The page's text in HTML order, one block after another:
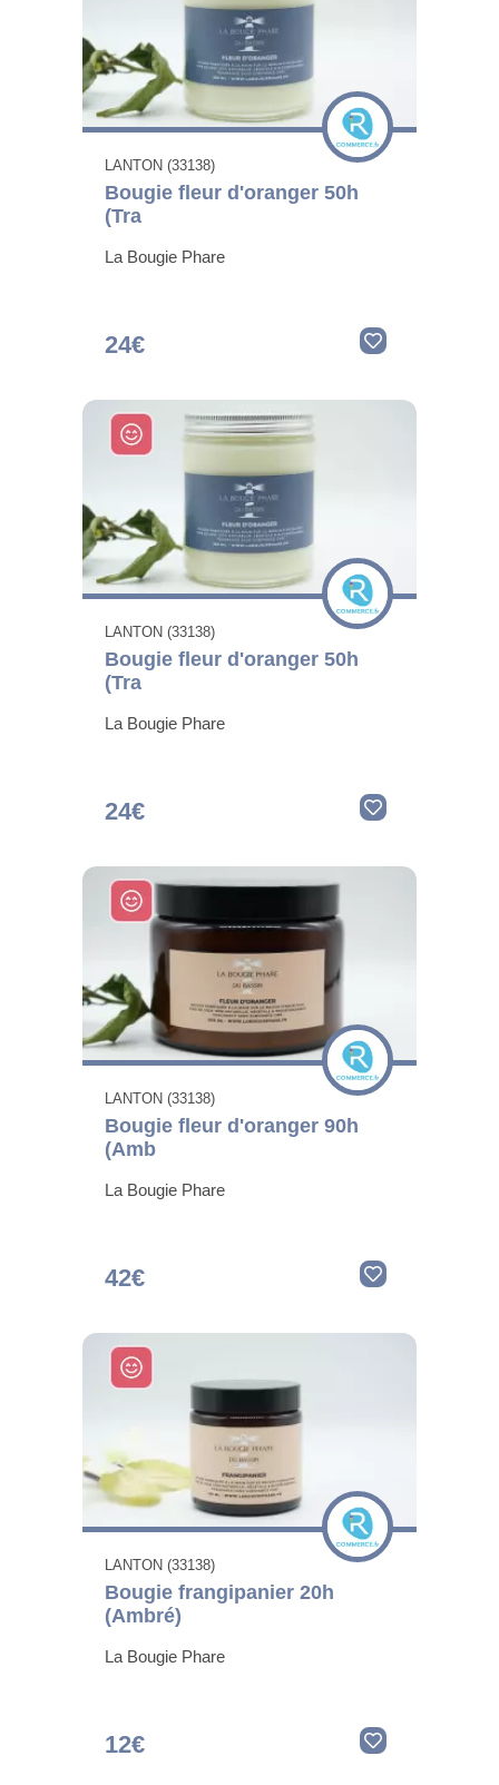
LANTON (33138)
Bougie fleur d'oranger 50h
(Tra
La Bougie Phare
24€
LANTON (33138)
Bougie fleur d'oranger 50h
(Tra
La Bougie Phare
24€
LANTON (33138)
Bougie fleur d'oranger 90h
(Amb
La Bougie Phare
42€
LANTON (33138)
Bougie frangipanier 20h
(Ambré)
La Bougie Phare
12€